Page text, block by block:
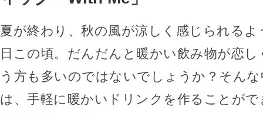
夏が終わり、秋の風が涼しく感じられる
日この頃。だんだんと暖かい飲み物が恋
う方も多いのではないでしょうか？そん
は、手軽に暖かいドリンクを作ることが